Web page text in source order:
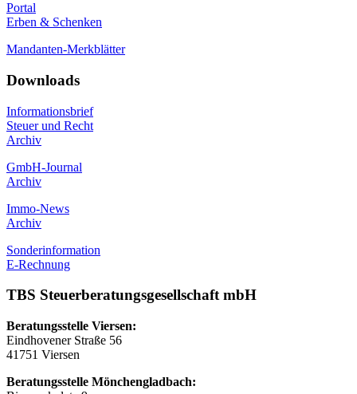
Portal
Erben & Schenken
Mandanten-Merkblätter
Downloads
Informationsbrief
Steuer und Recht
Archiv
GmbH-Journal
Archiv
Immo-News
Archiv
Sonderinformation
E-Rechnung
TBS Steuerberatungsgesellschaft mbH
Beratungsstelle Viersen:
Eindhovener Straße 56
41751 Viersen
Beratungsstelle Mönchengladbach: